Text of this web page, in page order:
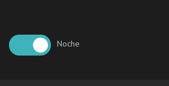
Noche